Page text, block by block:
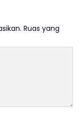
Ruas yang